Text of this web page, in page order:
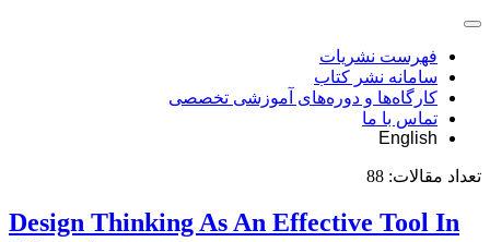
فهرست نشریات
سامانه نشر کتاب
کارگاه‌ها و دوره‌های آموزشی تخصصی
تماس با ما
English
تعداد مقالات: 88
Design Thinking As An Effective Tool In